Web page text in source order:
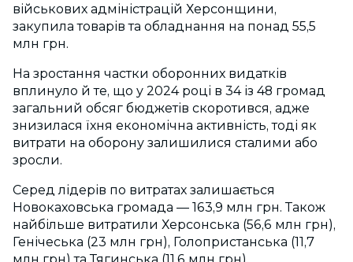
військових адміністрацій Херсонщини,
закупила товарів та обладнання на понад 55,5
млн грн.
На зростання частки оборонних видатків
вплинуло й те, що у 2024 році в 34 із 48 громад
загальний обсяг бюджетів скоротився, адже
знизилася їхня економічна активність, тоді як
витрати на оборону залишилися сталими або
зросли.
Серед лідерів по витратах залишається
Новокаховська громада — 163,9 млн грн. Також
найбільше витратили Херсонська (56,6 млн грн),
Генічеська (23 млн грн), Голопристанська (11,7